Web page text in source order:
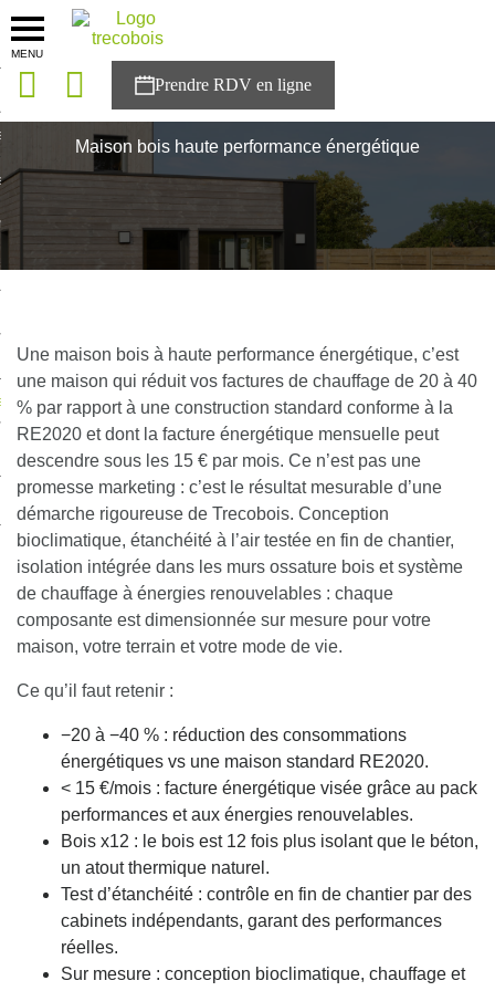
MENU
solutions
Trecobois
à NESTOR
Maison bois haute performance énergétique
Une maison bois à haute performance énergétique, c’est
une maison qui réduit vos factures de chauffage de 20 à 40
% par rapport à une construction standard conforme à la
RE2020 et dont la facture énergétique mensuelle peut
descendre sous les 15 € par mois. Ce n’est pas une
promesse marketing : c’est le résultat mesurable d’une
démarche rigoureuse de Trecobois. Conception
bioclimatique, étanchéité à l’air testée en fin de chantier,
isolation intégrée dans les murs ossature bois et système
de chauffage à énergies renouvelables : chaque
composante est dimensionnée sur mesure pour votre
maison, votre terrain et votre mode de vie.
Ce qu’il faut retenir :
−20 à −40 % : réduction des consommations
énergétiques vs une maison standard RE2020.
< 15 €/mois : facture énergétique visée grâce au pack
performances et aux énergies renouvelables.
Bois x12 : le bois est 12 fois plus isolant que le béton,
un atout thermique naturel.
Test d’étanchéité : contrôle en fin de chantier par des
cabinets indépendants, garant des performances
réelles.
Sur mesure : conception bioclimatique, chauffage et